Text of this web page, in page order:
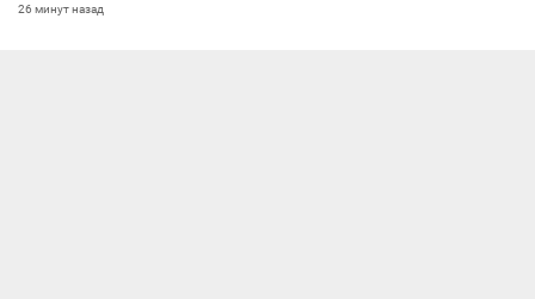
26 минут назад